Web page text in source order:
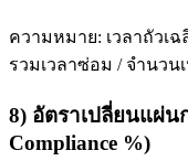
ความหมาย: เวลาถัวเฉ
รวมเวลาซ่อม / จำนวน
8) อัตราเปลี่ยนแผ่
Compliance %)